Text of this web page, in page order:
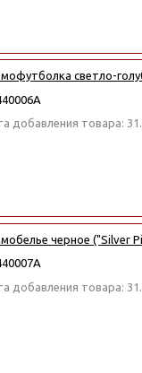
светло-
добавления товара:
черное ("Silver
добавления товара: